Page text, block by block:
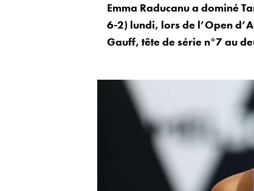
Emma Raducanu a dominé
6-2) lundi, lors de l’Open
Gauff, tête de série n°7 au